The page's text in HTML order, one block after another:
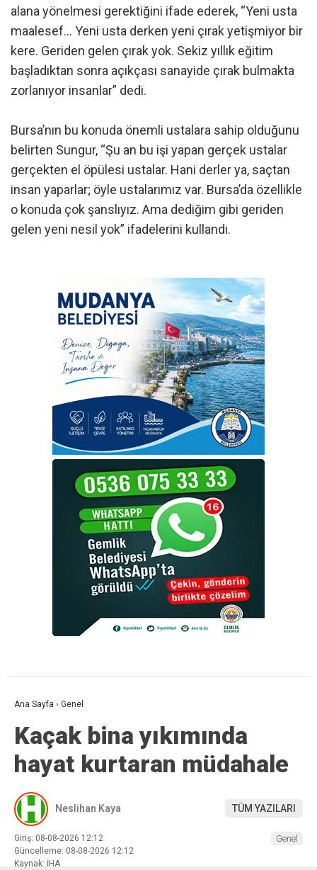
alana yönelmesi gerektiğini ifade ederek, “Yeni usta
maalesef… Yeni usta derken yeni çırak yetişmiyor bir
kere. Geriden gelen çırak yok. Sekiz yıllık eğitim
başladıktan sonra açıkçası sanayide çırak bulmakta
zorlanıyor insanlar” dedi.
Bursa’nın bu konuda önemli ustalara sahip olduğunu
belirten Sungur, “Şu an bu işi yapan gerçek ustalar
gerçekten el öpülesi ustalar. Hani derler ya, saçtan
insan yaparlar; öyle ustalarımız var. Bursa’da özellikle
o konuda çok şanslıyız. Ama dediğim gibi geriden
gelen yeni nesil yok” ifadelerini kullandı.
Ana Sayfa › Genel
Kaçak bina yıkımında
hayat kurtaran müdahale
Neslihan Kaya TÜM YAZILARI
Giriş: 08-08-2026 12:12
Güncelleme: 08-08-2026 12:12
Kaynak: İHA
Genel